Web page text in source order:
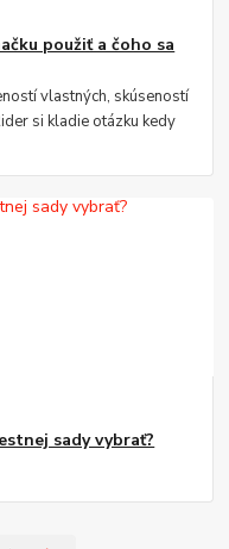
použiť a čoho sa
vlastných, skúseností
si kladie otázku kedy
sady vybrať?